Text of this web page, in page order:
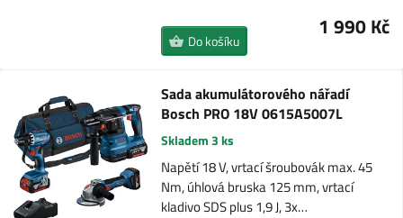
1 990 Kč
Do košíku
Sada akumulátorového nářadí
Bosch PRO 18V 0615A5007L
Skladem 3 ks
Napětí 18 V, vrtací šroubovák max. 45
Nm, úhlová bruska 125 mm, vrtací
kladivo SDS plus 1,9 J, 3x…